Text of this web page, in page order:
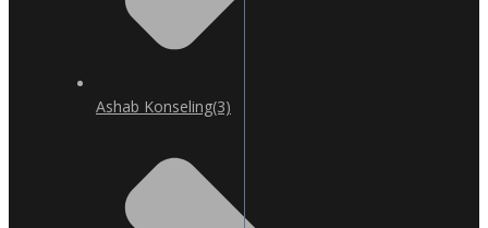
Ashab Konseling(3)